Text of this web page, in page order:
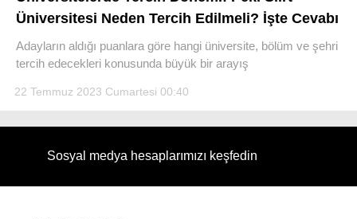
Üniversitesi Neden Tercih Edilmeli? İşte Cevabı
Adayların aldığı puanlara göre hangi üniversite, bölüm ve şehri
tercih edecekleri konusunda büyük bir arayış
22 Temmuz 2023 Cumartesi 00:40
Sosyal medya hesaplarımızı keşfedin